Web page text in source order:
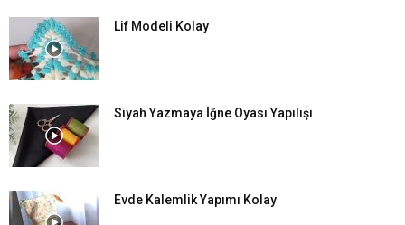
Lif Modeli Kolay
Siyah Yazmaya İğne Oyası Yapılışı
Evde Kalemlik Yapımı Kolay